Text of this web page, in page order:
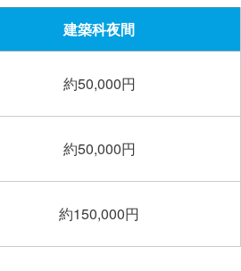
建築科夜間
約50,000円
約50,000円
約150,000円